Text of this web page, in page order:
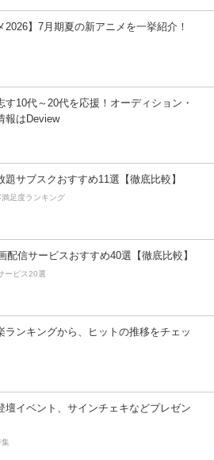
2026】7月期夏の新アニメを一挙紹介！
す10代～20代を応援！オーディション・
報はDeview
題サブスクおすすめ11選【徹底比較】
足度ランキング
配信サービスおすすめ40選【徹底比較】
ービス20選
ランキングから、ヒットの推移をチェッ
壇イベント、サインチェキなどプレゼン
集